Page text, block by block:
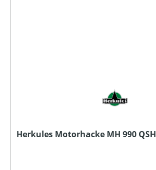
Herkules Motorhacke MH 990 QSH